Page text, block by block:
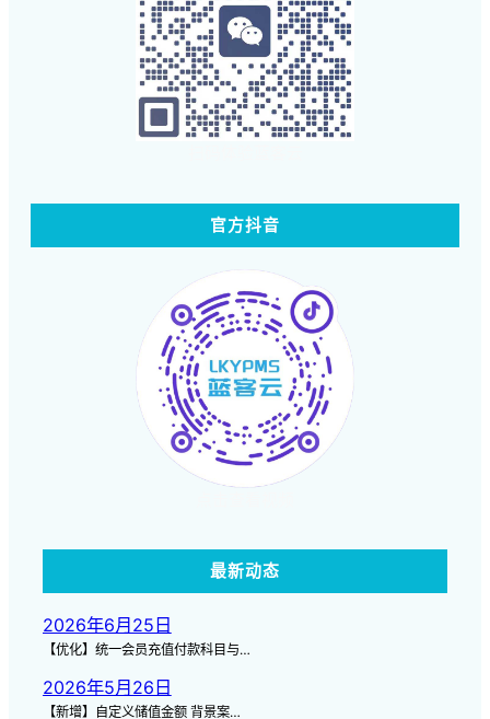
官方抖音
最新动态
2026年6月25日
【优化】统一会员充值付款科目与…
2026年5月26日
【新增】自定义储值金额 背景案…